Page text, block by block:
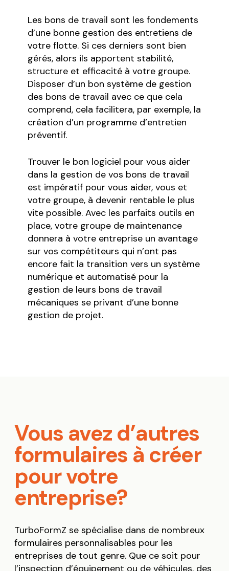
Les bons de travail sont les fondements
d’une bonne gestion des entretiens de
votre flotte. Si ces derniers sont bien
gérés, alors ils apportent stabilité,
structure et efficacité à votre groupe.
Disposer d’un bon système de gestion
des bons de travail avec ce que cela
comprend, cela facilitera, par exemple, la
création d’un programme d’entretien
préventif.
Trouver le bon logiciel pour vous aider
dans la gestion de vos bons de travail
est impératif pour vous aider, vous et
votre groupe, à devenir rentable le plus
vite possible. Avec les parfaits outils en
place, votre groupe de maintenance
donnera à votre entreprise un avantage
sur vos compétiteurs qui n’ont pas
encore fait la transition vers un système
numérique et automatisé pour la
gestion de leurs bons de travail
mécaniques se privant d’une bonne
gestion de projet.
Vous avez d’autres
formulaires à créer
pour votre
entreprise?
TurboFormZ se spécialise dans de nombreux
formulaires personnalisables pour les
entreprises de tout genre. Que ce soit pour
l’inspection d’équipement ou de véhicules, des